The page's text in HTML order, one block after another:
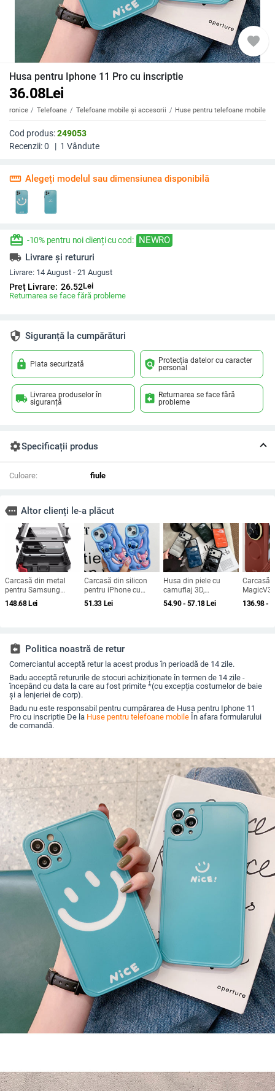
favorite
Husa pentru Iphone 11 Pro cu inscriptie
36.08Lei
Telefoane Telefoane mobile și accesorii Huse pentru telefoane mobile
Cod produs:249053
Recenzii:0 | 1 Vândute
straighten Alegeți modelul sau dimensiunea disponibilă
redeem -10% pentru noi clienți cu cod: NEWRO
local_shipping Livrare și retururi
Livrare: 14 August - 21 August
Preț Livrare: 26.52Lei
Returnarea se face fără probleme
security Siguranță la cumpărături
lock Plata securizată policy Protecția datelor cu caracter
personal
local_shipping Livrarea produselor în
siguranță
assignment_return Returnarea se face fără
probleme
settingsSpecificații produs
Culoare: fiule
more Altor clienți le-a plăcut
Carcasă din metal
pentru Samsung
Galaxy S24/S23/S25
Ultra, spate, prelucrată,
148.68Lei
Carcasă din silicon
pentru iPhone cu
design cartoon –
protecție anti-cădere,
(Pro/Max)
51.33 Lei
Husa din piele cu
camuflaj 3D,
căptușeală din
bumbac, stil jachetă
54.90 - 57.18Lei
Carcasă
MagicV3
de piele
136.98 -
assignment_return Politica noastră de retur
Comerciantul acceptă retur la acest produs în perioadă de 14 zile.
Badu acceptă retururile de stocuri achiziționate în termen de 14 zile -
începând cu data la care au fost primite *(cu excepția costumelor de baie
și a lenjeriei de corp).
Badu nu este responsabil pentru cumpărarea de Husa pentru Iphone 11
Pro cu inscriptie De la Huse pentru telefoane mobile În afara formularului
de comandă.